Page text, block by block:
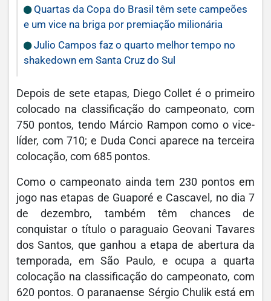
Quartas da Copa do Brasil têm sete campeões
e um vice na briga por premiação milionária
Julio Campos faz o quarto melhor tempo no
shakedown em Santa Cruz do Sul
Depois de sete etapas, Diego Collet é o primeiro
colocado na classificação do campeonato, com
750 pontos, tendo Márcio Rampon como o vice-
líder, com 710; e Duda Conci aparece na terceira
colocação, com 685 pontos.
Como o campeonato ainda tem 230 pontos em
jogo nas etapas de Guaporé e Cascavel, no dia 7
de dezembro, também têm chances de
conquistar o título o paraguaio Geovani Tavares
dos Santos, que ganhou a etapa de abertura da
temporada, em São Paulo, e ocupa a quarta
colocação na classificação do campeonato, com
620 pontos. O paranaense Sérgio Chulik está em